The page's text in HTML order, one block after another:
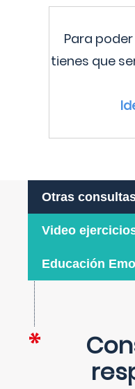
Para
tienes que
Otras
Video
Educación